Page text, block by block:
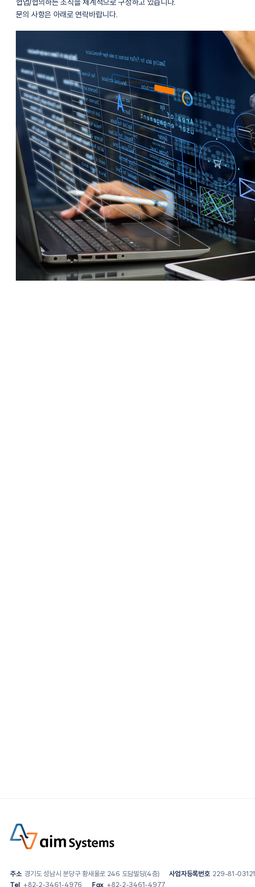
협업/협의하는 조직을 체계적으로 구성하고 있습니다.
문의 사항은 아래로 연락바랍니다.
주소 경기도 성남시 분당구 황새울로 246 도담빌딩(4층) 사업자등록번호 229-81-03121
Tel +82-2-3461-4976 Fax +82-2-3461-4977